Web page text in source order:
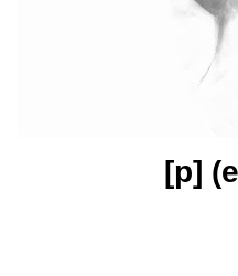
[p]